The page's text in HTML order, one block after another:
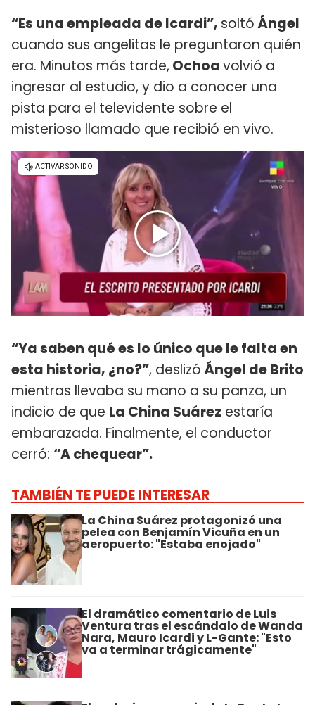
“Es una empleada de Icardi”, soltóÁngel
cuando sus angelitas le preguntaron quién
era. Minutos más tarde, Ochoavolvió a
ingresar al estudio, y dio a conocer una
pista para el televidente sobre el
misterioso llamado que recibió en vivo.
“Ya saben qué es lo único que le falta en
esta historia, ¿no?”, deslizóÁngel de Brito
mientras llevaba su mano a su panza, un
indicio de que La China Suárez estaría
embarazada. Finalmente, el conductor
cerró: “A chequear”.
TAMBIÉN TE PUEDE INTERESAR
La China Suárez protagonizó una
pelea con Benjamín Vicuña en un
aeropuerto: "Estaba enojado"
El dramático comentario de Luis
Ventura tras el escándalo de Wanda
Nara, Mauro Icardi y L-Gante: "Esto
va a terminar trágicamente"